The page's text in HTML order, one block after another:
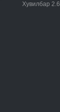
Хувилбар 2.6